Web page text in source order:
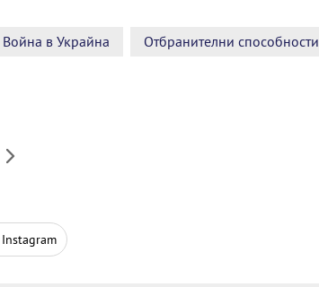
Война в Украйна Отбранителни способности
Instagram